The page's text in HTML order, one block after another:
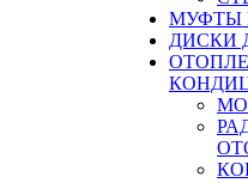
МУФТЫ
ДИСКИ